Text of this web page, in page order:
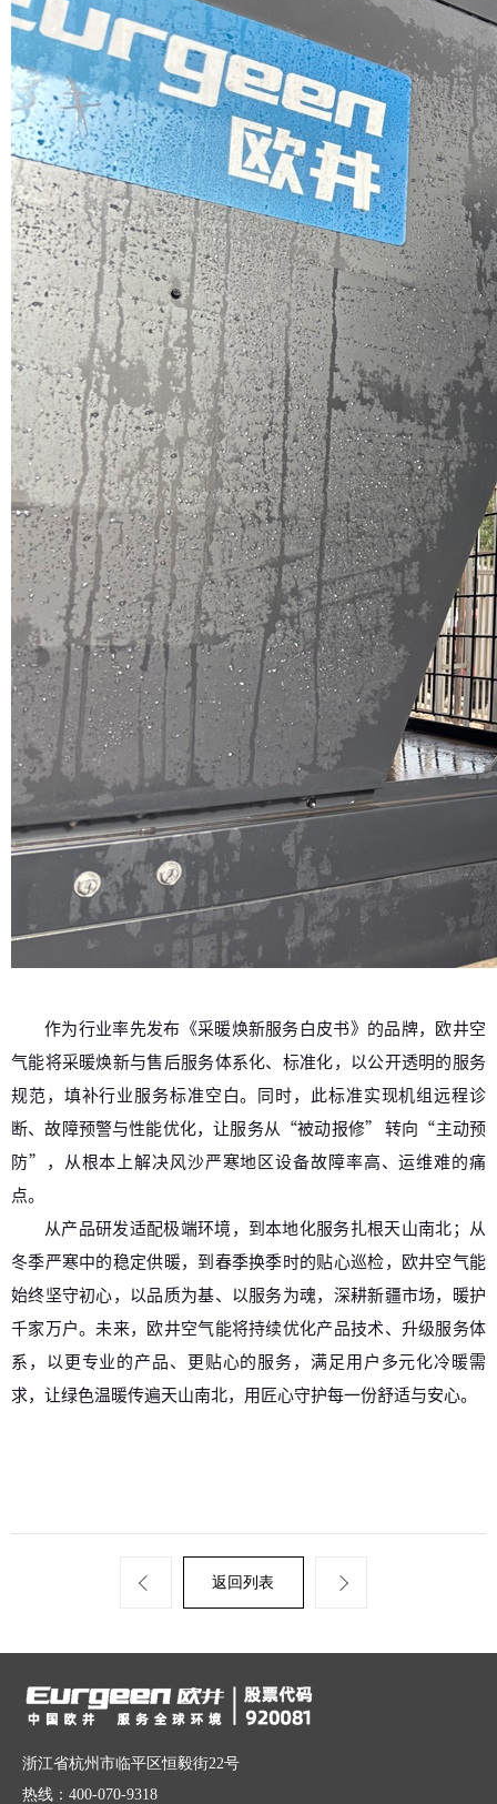
作为行业率先发布《采暖焕新服务白皮书》的品牌，欧井空
气能将采暖焕新与售后服务体系化、标准化，以公开透明的服务
规范，填补行业服务标准空白。同时，此标准实现机组远程诊
断、故障预警与性能优化，让服务从“被动报修” 转向“主动预
防”，从根本上解决风沙严寒地区设备故障率高、运维难的痛
点。
从产品研发适配极端环境，到本地化服务扎根天山南北；从
冬季严寒中的稳定供暖，到春季换季时的贴心巡检，欧井空气能
始终坚守初心，以品质为基、以服务为魂，深耕新疆市场，暖护
千家万户。未来，欧井空气能将持续优化产品技术、升级服务体
系，以更专业的产品、更贴心的服务，满足用户多元化冷暖需
求，让绿色温暖传遍天山南北，用匠心守护每一份舒适与安心。
返回列表
浙江省杭州市临平区恒毅街22号
热线：400-070-9318